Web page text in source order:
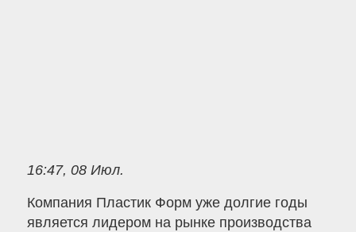
16:47, 08 Июл.
Компания Пластик Форм уже долгие годы
является лидером на рынке производства